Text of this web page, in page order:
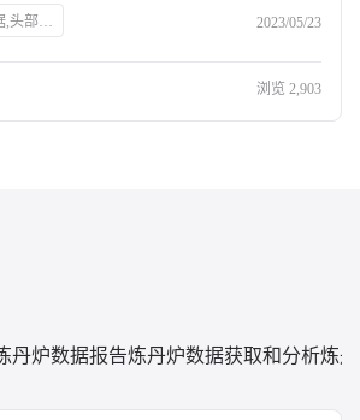
AI科技,服装AI大数据,头部企业,知衣科技,官网SEO 2023/05/23
浏览 2,903
丹炉数据报告炼丹炉数据获取和分析炼